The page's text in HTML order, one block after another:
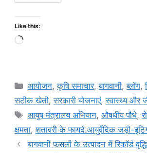
Like this:
आयोजन,कृषि समाचार,बागवानी,ब्लॉग,
सटीक खेती,सरकारी योजनाएं,स्वास्थ्य और
आयुष मंत्रालय अभियान,औषधीय पौधे,
क्षमता,शतावरी के फायदे.आयुर्वेदिक जड़ी-
बागवानी फसलों के उत्पादन में रिकॉर्ड वृद्धि